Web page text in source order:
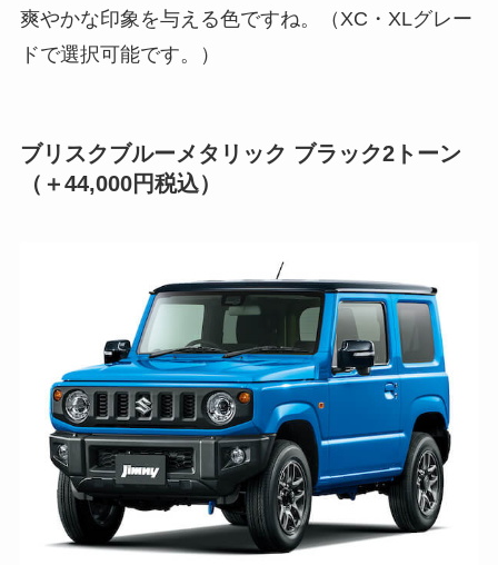
爽やかな印象を与える色ですね。（XC・XLグレー
ドで選択可能です。）
ブリスクブルーメタリック ブラック2トーン
（＋44,000円税込）